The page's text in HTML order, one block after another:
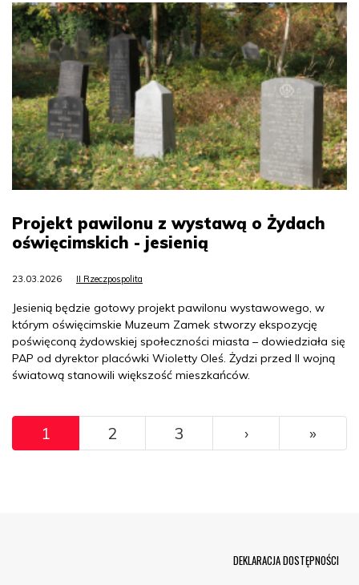
Projekt pawilonu z wystawą o Żydach
oświęcimskich - jesienią
23.03.2026 II Rzeczpospolita
Jesienią będzie gotowy projekt pawilonu wystawowego, w
którym oświęcimskie Muzeum Zamek stworzy ekspozycję
poświęconą żydowskiej społeczności miasta – dowiedziała się
PAP od dyrektor placówki Wioletty Oleś. Żydzi przed II wojną
światową stanowili większość mieszkańców.
Pagination
1 2 3 ››› »
DEKLARACJA DOSTĘPNOŚCI